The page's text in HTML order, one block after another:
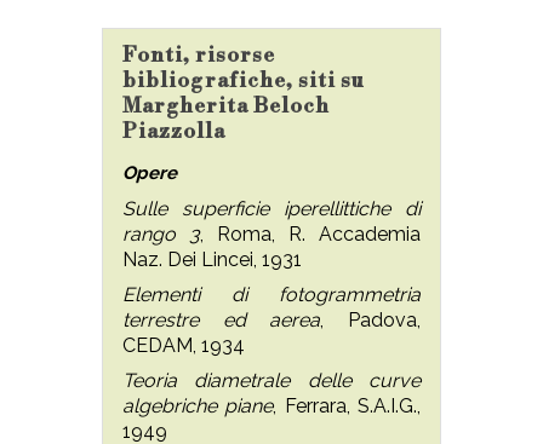
Fonti, risorse
bibliografiche, siti su
Margherita Beloch
Piazzolla
Opere
Sulle superficie iperellittiche di
rango 3, Roma, R. Accademia
Naz. Dei Lincei, 1931
Elementi di fotogrammetria
terrestre ed aerea , Padova,
CEDAM, 1934
Teoria diametrale delle curve
algebriche piane, Ferrara, S.A.I.G.,
1949